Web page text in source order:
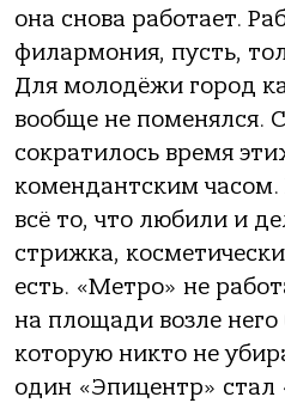
она снова работает.
филармония, пусть,
Для молодёжи город
вообще не поменялся.
сократилось время
комендантским
всё то, что любили и
стрижка,
есть. «Метро» не
на площади возле
которую никто не
один «Эпицентр»